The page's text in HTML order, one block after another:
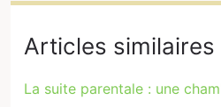
Articles similaires
La suite parentale : une